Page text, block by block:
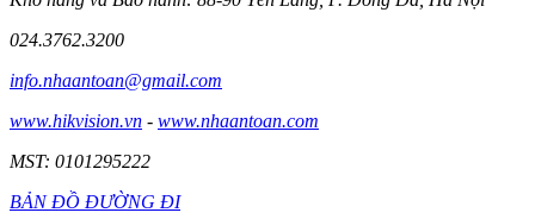
024.3762.3200
info.nhaantoan@gmail.com
www.hikvision.vn - www.nhaantoan.com
MST: 0101295222
BẢN ĐỒ ĐƯỜNG ĐI